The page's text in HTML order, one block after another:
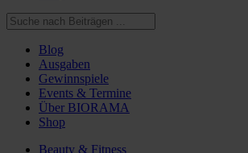
Blog
Ausgaben
Gewinnspiele
Events & Termine
Über BIORAMA
Shop
Beauty & Fitness